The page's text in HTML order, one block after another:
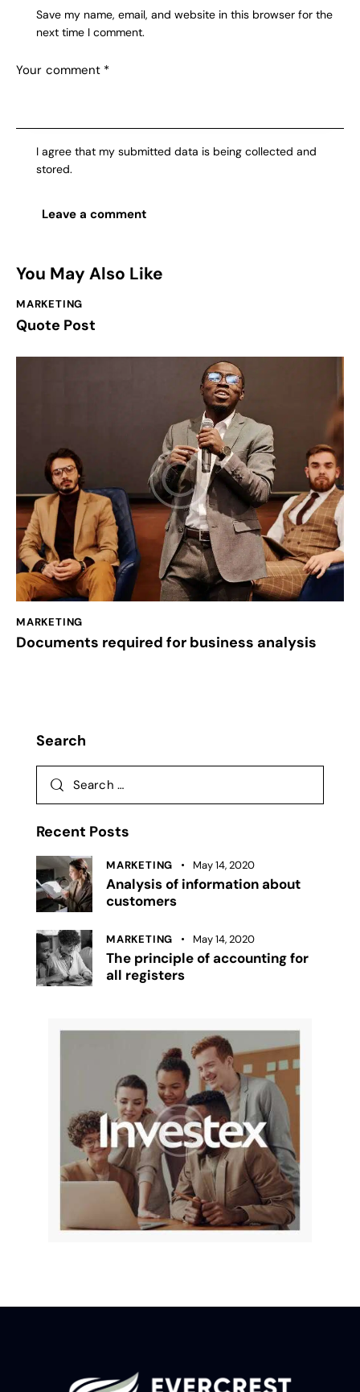
Save my name, email, and website in this browser for the
next time I comment.
I agree that my submitted data is being collected and
stored.
You May Also Like
MARKETING
Quote Post
MARKETING
Documents required for business analysis
Search
Recent Posts
MARKETING May 14, 2020
Analysis of information about
customers
MARKETING May 14, 2020
The principle of accounting for
all registers